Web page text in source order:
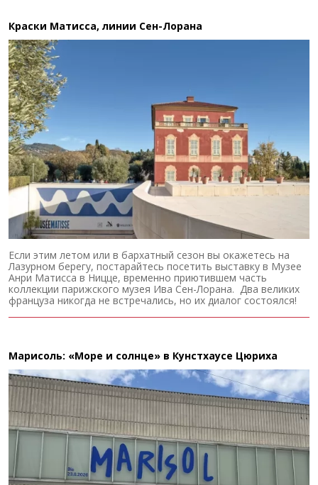
Краски Матисса, линии Сен-Лорана
Если этим летом или в бархатный сезон вы окажетесь на
Лазурном берегу, постарайтесь посетить выставку в Музее
Анри Матисса в Ницце, временно приютившем часть
коллекции парижского музея Ива Сен-Лорана. Два великих
француза никогда не встречались, но их диалог состоялся!
Марисоль: «Море и солнце» в Кунстхаусе Цюриха